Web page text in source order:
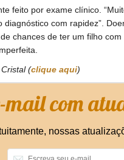
feito por exame clínico.
com rapidez”.
chances de ter um filho
(clique aqui)
mail com
nossas